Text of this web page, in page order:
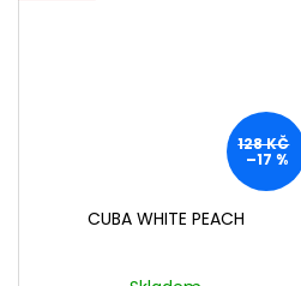
128 KČ
–17 %
CUBA WHITE PEACH